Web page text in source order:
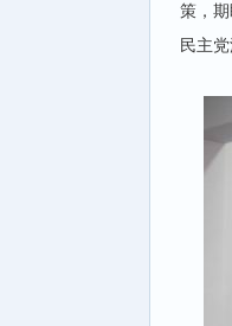
策，
民主